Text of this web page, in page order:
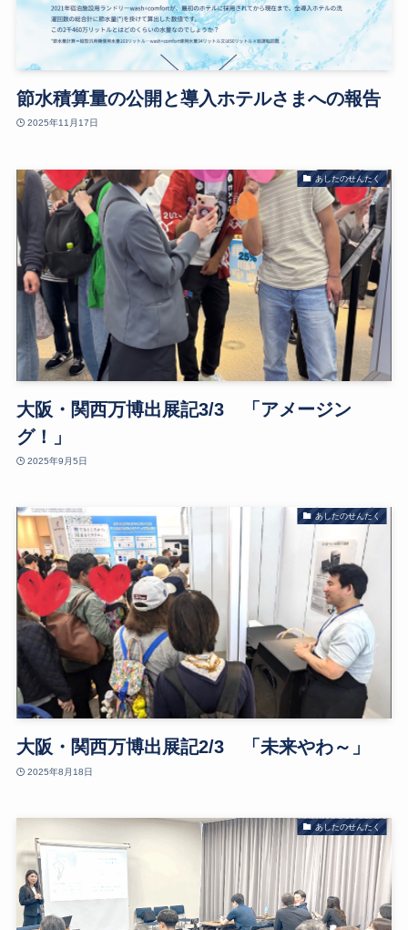
節水積算量の公開と導入ホテルさまへの報告
2025年11月17日
あしたのせんたく
大阪・関西万博出展記3/3 「アメージン
グ！」
2025年9月5日
あしたのせんたく
大阪・関西万博出展記2/3 「未来やわ～」
2025年8月18日
あしたのせんたく